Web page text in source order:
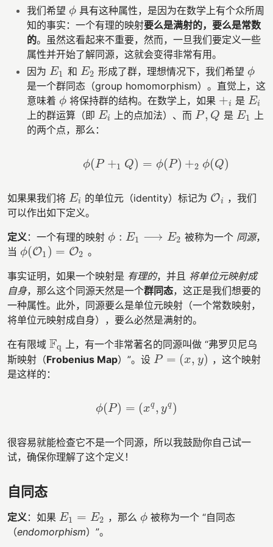
我们希望 ϕ
ϕ具有这种属性，是因为在数学上有个众所周
知的事实：一个有理的映射要么是满射的，要么是常数
的。虽然这看起来不重要，然而，一旦我们要定义一些
属性并开始了解同源，这就会变得非常有用。
因为 E1
E1 和 E2
E2 形成了群，理想情况下，我们希望 ϕ
ϕ
是一个群同态（group homomorphism）。直觉上，这
意味着 ϕ
ϕ将保持群的结构。在数学上，如果 +i
+i 是Ei
Ei
上的群运算（即 Ei
Ei 上的点加法）、而P, Q
P,Q 是 E1
E1
上
的两个点，那么：
ϕ(P +1 Q) = ϕ(P) +2 ϕ(Q)
ϕ(P +1 Q )=ϕ(P)+2 ϕ(Q )
如果果我们将 Ei
Ei 的单位元（identity）标记为 Oi
Oi
，我们
可以作出如下定义。
定义：一个有理的映射 ϕ : E1 ⟶ E2
ϕ: E 1⟶ E2 被称为一个 同源，
当 ϕ(O1 ) = O2
ϕ( O1) = O2 。
事实证明，如果一个映射是 有理的，并且 将单位元映射成
自身，那么这个同源天然是一个群同态，这正是我们想要的
一种属性。此外，同源要么是单位元映射（一个常数映射，
将单位元映射成自身），要么必然是满射的。
在有限域 Fq
Fq 上，有一个非常著名的同源叫做 “弗罗贝尼乌
斯映射（Frobenius Map）”。设 P = (x, y)
P= (x y)
，这个映射
是这样的：
ϕ(P) = (xq , yq )
ϕ(P )=( xq,yq)
很容易就能检查它不是一个同源，所以我鼓励你自己试一
试，确保你理解了这个定义！
自同态
定义：如果 E1 = E2
E1= E2 ，那么 ϕ
ϕ被称为一个 “自同态
（endomorphism）”。